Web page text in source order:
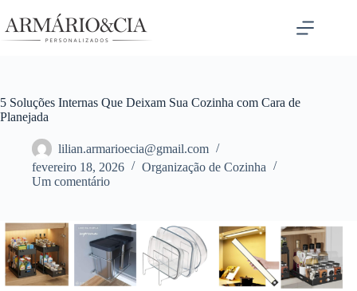
para
o
5 Soluções Internas Que Deixam Sua Cozinha com Cara de
Planejada
lilian.armarioecia@gmail.com
fevereiro 18, 2026
Organização de Cozinha
Um comentário